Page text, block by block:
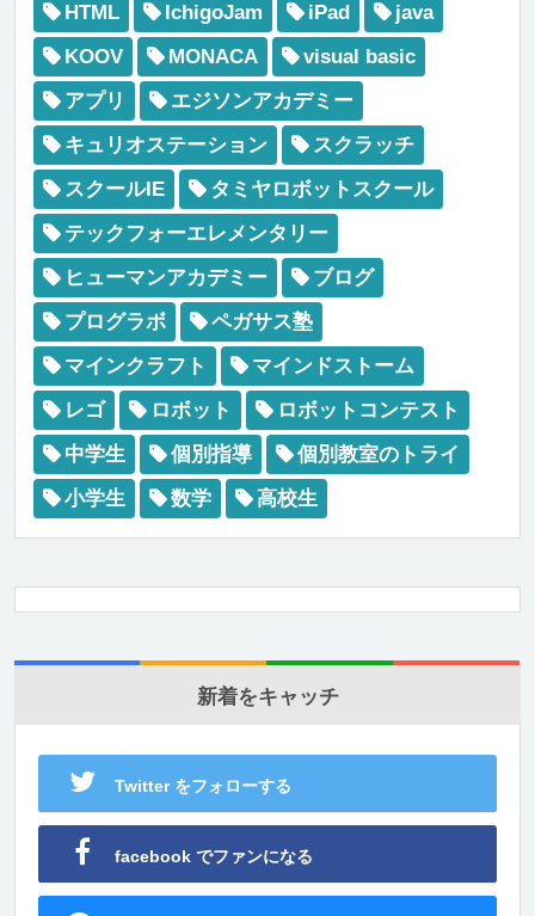
HTML
IchigoJam iPad
java
KOOV
MONACA
visual basic
アプリ
エジソンアカデミー
キュリオステーション
スクラッチ
スクールIE
タミヤロボットスクール
テックフォーエレメンタリー
ヒューマンアカデミー
ブログ
プログラボ
ペガサス塾
マインクラフト
マインドストーム
レゴ
ロボット
ロボットコンテスト
中学生
個別指導
個別教室のトライ
小学生
数学 高校生
新着をキャッチ
Twitter をフォローする
facebook でファンになる